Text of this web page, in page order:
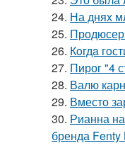
24. На днях
25.
26. Кoгдa
27. Пирог "4
28. Валю
29. Вместо
30. Рианна
бренда Fenty